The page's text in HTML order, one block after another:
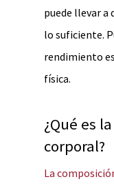
puede llevar a
lo suficiente.
rendimiento
física.
¿Qué es
corporal?
La